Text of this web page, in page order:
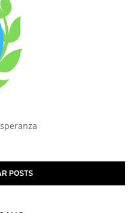
POSTS